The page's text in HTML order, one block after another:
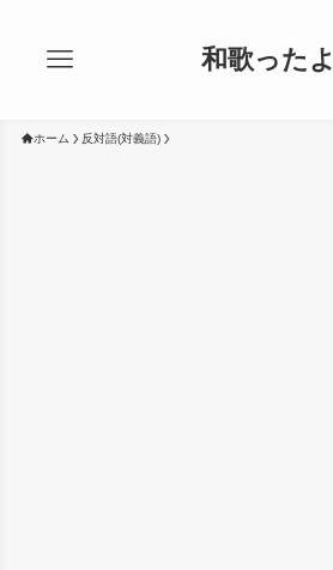
和歌ったよ
ホーム 反対語(対義語)